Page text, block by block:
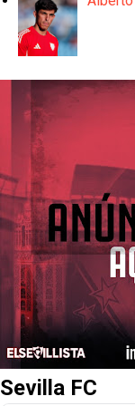
Sevilla FC